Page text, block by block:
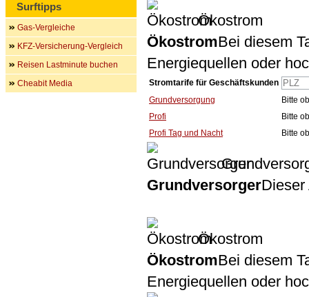
Ökostrom
ÖkostromBei diesem
Energiequellen oder
Stromtarife für Geschäftskunden
Grundversorgung
Bitte
Profi
Bitte
Profi Tag und Nacht
Bitte
GrundversorgerDieser
Ökostrom
ÖkostromBei diesem
Energiequellen oder
Surftipps
Gas-Vergleiche
KFZ-Versicherung-Vergleich
Reisen Lastminute buchen
Cheabit Media